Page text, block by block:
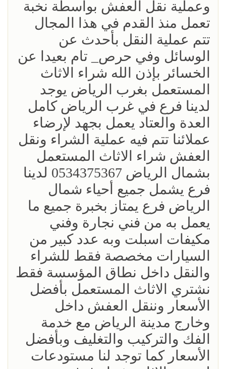
وعملية نقل العفش بواسطة نخبة
تعمل منذ القدم في هذا المجال
تتم عملية النقل بأحدث عن
الوسائل وفي حرص_ تام بعيدا عن
الخسائر بإذن الله شراء الاثاث
المستعمل بغرب الرياض يوجد
لدينا فرع في غرب الرياض كامل
العدة والعتاد يعمل بجهد لإرضاء
عملائنا تتم فيه عملية الشراء ونقل
العفش شراء الاثاث المستعمل
بشمال الرياض 0534375367 لدينا
فرع يشمل جميع أحياء شمال
الرياض فرع يمتاز بخبرة جميع ما
يعمل به من فني نجارة وفني
مكيفات اسبلت وبه عدد كبير من
السيارات مخصصة فقط للشراء
والنقل داخل نطاق المؤسسة فقط
نشتري الاثاث المستعمل بأفضل
الأسعار وننقل العفش داخل
وخارج مدينة الرياض مع خدمة
الفك والتركيب والتغليف وبأفضل
الأسعار كما توجد لنا مستودعات